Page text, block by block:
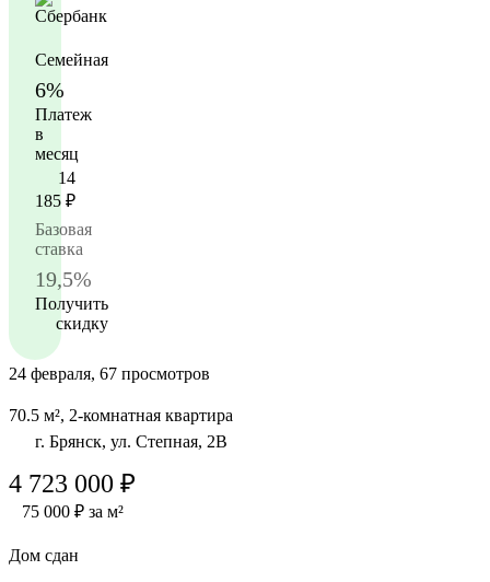
Семейная
6%
Платеж
в
месяц
14
185 ₽
Базовая
ставка
19,5%
Получить
скидку
24 февраля, 67 просмотров
70.5 м², 2-комнатная квартира
г. Брянск, ул. Степная, 2В
4 723 000 ₽
75 000 ₽ за м²
Дом сдан